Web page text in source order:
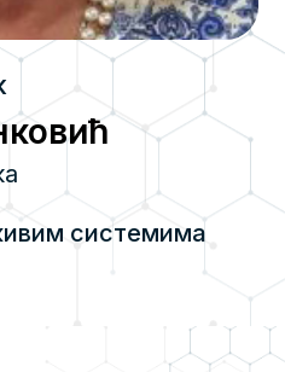
системима